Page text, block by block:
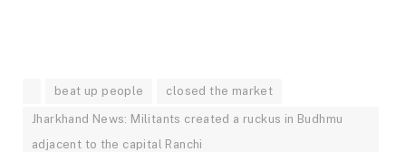
beat up people closed the market
Jharkhand News: Militants created a ruckus in Budhmu
adjacent to the capital Ranchi